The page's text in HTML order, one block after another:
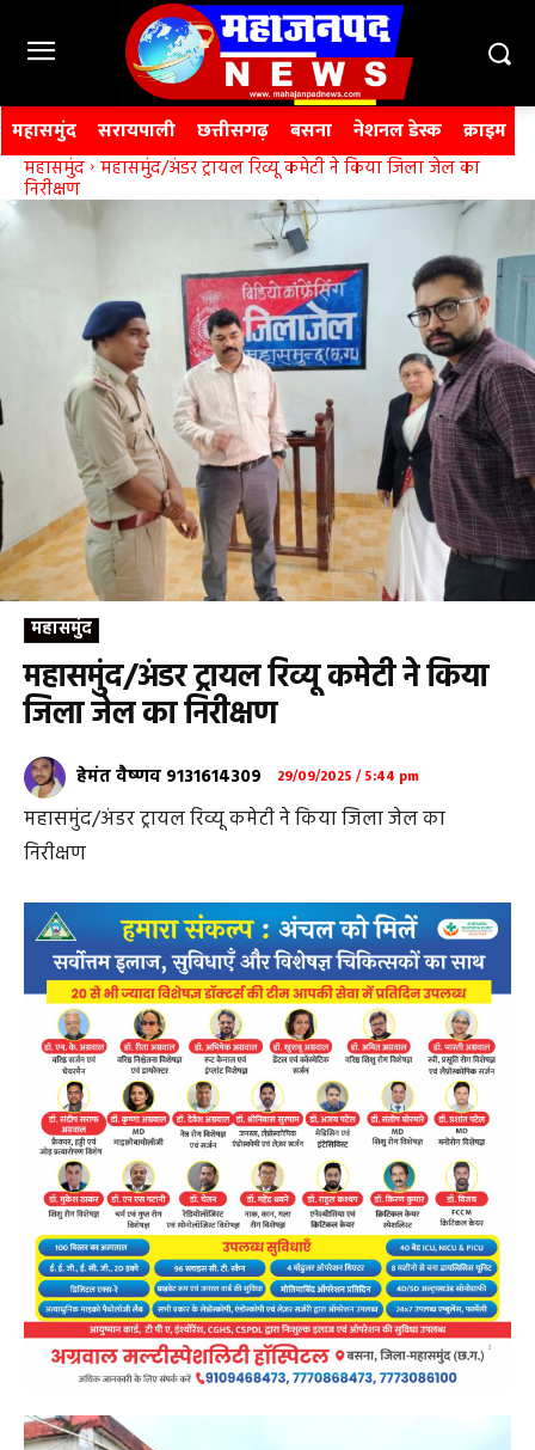
महासमुंद सरायपाली छत्तीसगढ़ बसना नेशनल डेस्क क्राइम
महासमुंद महासमुंद/अंडर ट्रायल रिव्यू कमेटी ने किया जिला जेल का
निरीक्षण
महासमुंद
महासमुंद/अंडर ट्रायल रिव्यू कमेटी ने किया
जिला जेल का निरीक्षण
हेमंत वैष्णव 9131614309 29/09/2025 / 5:44 pm
महासमुंद/अंडर ट्रायल रिव्यू कमेटी ने किया जिला जेल का
निरीक्षण